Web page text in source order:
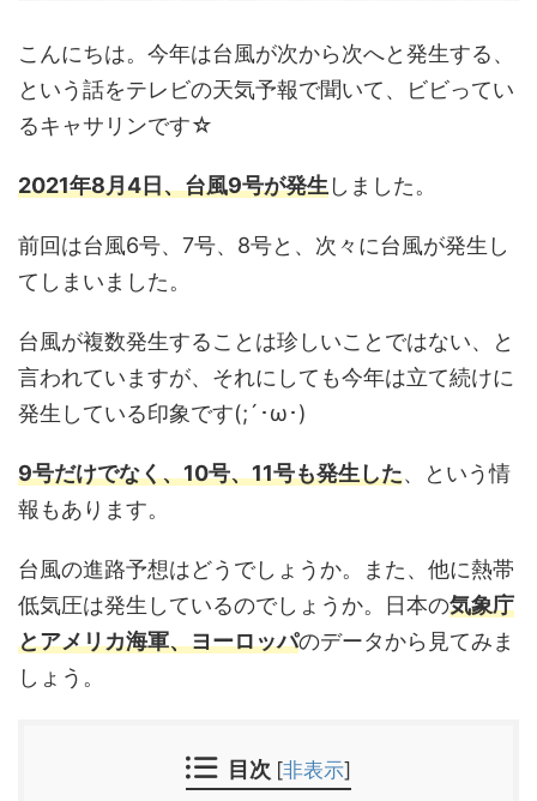
こんにちは。今年は台風が次から次へと発生する、
という話をテレビの天気予報で聞いて、ビビってい
るキャサリンです☆
2021年8月4日、台風9号が発生しました。
前回は台風6号、7号、8号と、次々に台風が発生し
てしまいました。
台風が複数発生することは珍しいことではない、と
言われていますが、それにしても今年は立て続けに
発生している印象です(;´･ω･)
9号だけでなく、10号、11号も発生した、という情
報もあります。
台風の進路予想はどうでしょうか。また、他に熱帯
低気圧は発生しているのでしょうか。日本の気象庁
とアメリカ海軍、ヨーロッパのデータから見てみま
しょう。
目次 [非表示]